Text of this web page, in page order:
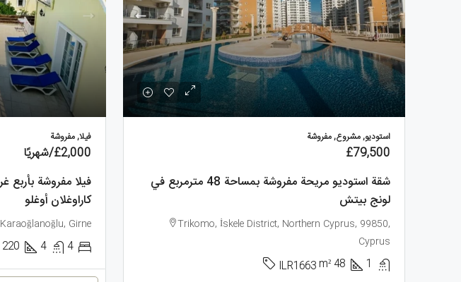
استوديو, مشروع, مفروشة
£79,500
شقة استوديو مريحة مفروشة بمساحة 48 مترمربع في
لونج بيتش
Trikomo, İskele District, Northern Cyprus, 99850,
Cyprus
1
48
m²
ILR1663
فيلا, مفروشة
£2,000/شهريًا
كاراوغلان أوغلو
Karaoğlanoğlu, Girne
4
4
220